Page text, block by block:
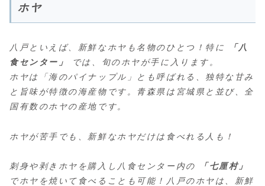
ホヤ
八戸といえば、新鮮なホヤも名物のひとつ！特に
「八
食センター」
では、旬のホヤが手に入ります。
ホヤは「海のパイナップル」とも呼ばれる、独特な甘み
と旨味が特徴の海産物です。青森県は宮城県と並び、全
国有数のホヤの産地です。
ホヤが苦手でも、新鮮なホヤだけは食べれる人も！
刺身や剥きホヤを購入し八食センター内の
「七厘村」
でホヤを焼いて食べることも可能！八戸のホヤは、新鮮